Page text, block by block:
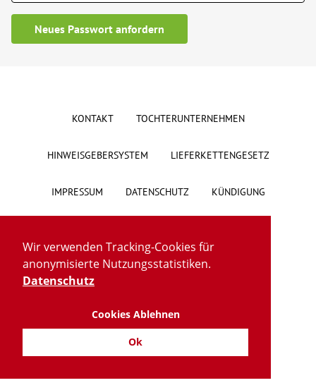
Wir verwenden Tracking-Cookies für
anonymisierte Nutzungsstatistiken.
Datenschutz
Cookies Ablehnen
Ok
KONTAKT TOCHTERUNTERNEHMEN
HINWEISGEBERSYSTEM LIEFERKETTENGESETZ
IMPRESSUM DATENSCHUTZ KÜNDIGUNG